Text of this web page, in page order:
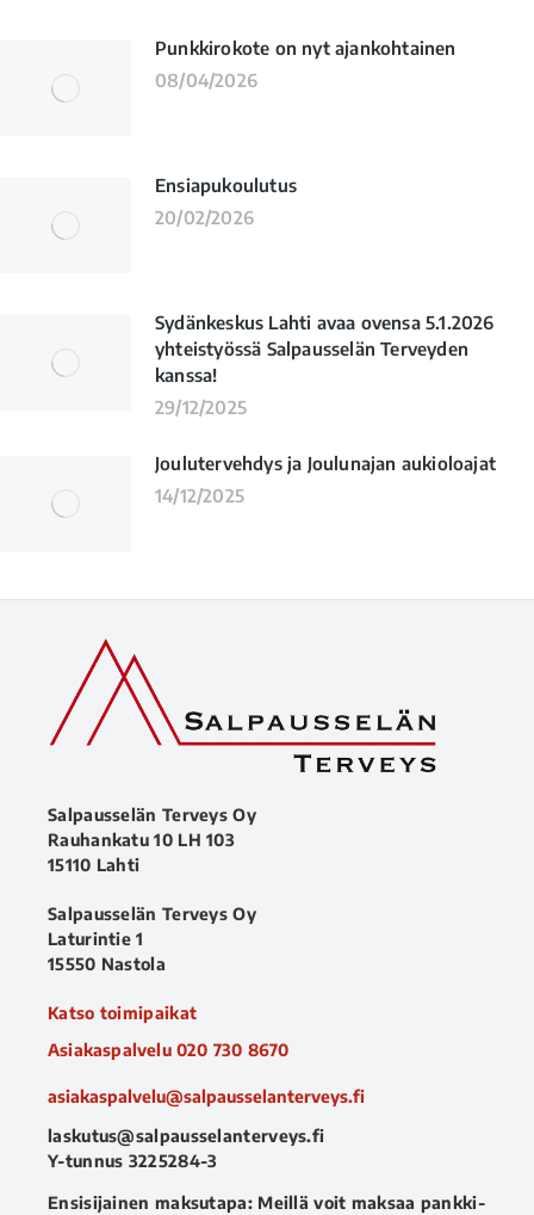
Punkkirokote on nyt ajankohtainen
08/04/2026
Ensiapukoulutus
20/02/2026
Sydänkeskus Lahti avaa ovensa 5.1.2026
yhteistyössä Salpausselän Terveyden
kanssa!
29/12/2025
Joulutervehdys ja Joulunajan aukioloajat
14/12/2025
Salpausselän Terveys Oy
Rauhankatu 10 LH 103
15110 Lahti
Salpausselän Terveys Oy
Laturintie 1
15550 Nastola
Katso toimipaikat
Asiakaspalvelu 020 730 8670
asiakaspalvelu@salpausselanterveys.fi
laskutus@salpausselanterveys.fi
Y-tunnus 3225284-3
Ensisijainen maksutapa: Meillä voit maksaa pankki-